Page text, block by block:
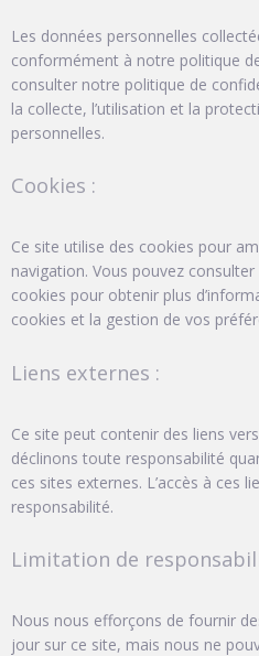
Les données personnelles
conformément à notre politique
consulter notre politique de
la collecte, l’utilisation et la
personnelles.
Cookies :
Ce site utilise des cookies pour
navigation. Vous pouvez
cookies pour obtenir plus
cookies et la gestion de vos
Liens externes :
Ce site peut contenir des liens
déclinons toute responsabilité
ces sites externes. L’accès à ces
responsabilité.
Limitation de
Nous nous efforçons de fournir
jour sur ce site, mais nous ne